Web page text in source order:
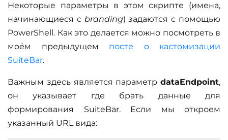
Некоторые параметры в этом скрипте (имена,
начинающиеся с branding) задаются с помощью
PowerShell. Как это делается можно посмотреть в
моём предыдущем посте о кастомизации
SuiteBar.
Важным здесь является параметр dataEndpoint,
он указывает где брать данные для
формирования SuiteBar. Если мы откроем
указанный URL вида: